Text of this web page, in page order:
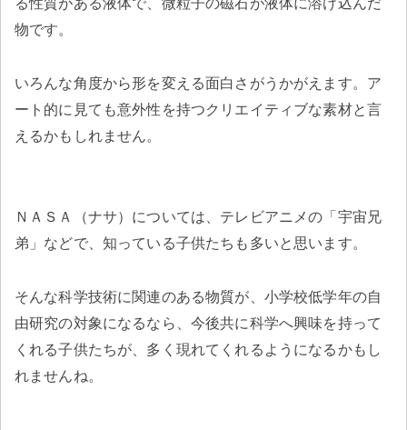
物です。
いろんな角度から形を変える面白さがうかがえます。ア
ート的に見ても意外性を持つクリエイティブな素材と言
えるかもしれません。
ＮＡＳＡ（ナサ）については、テレビアニメの「宇宙兄
弟」などで、知っている子供たちも多いと思います。
そんな科学技術に関連のある物質が、小学校低学年の自
由研究の対象になるなら、今後共に科学へ興味を持って
くれる子供たちが、多く現れてくれるようになるかもし
れませんね。